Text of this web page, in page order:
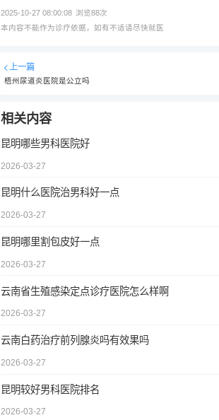
2025-10-27 08:00:08 浏览88次
本内容不能作为诊疗依据，如有不适请尽快就医
上一篇
梧州尿道炎医院是公立吗
相关内容
昆明哪些男科医院好
2026-03-27
昆明什么医院治男科好一点
2026-03-27
昆明哪里割包皮好一点
2026-03-27
云南省生殖感染定点诊疗医院怎么样啊
2026-03-27
云南白药治疗前列腺炎吗有效果吗
2026-03-27
昆明较好男科医院排名
2026-03-27